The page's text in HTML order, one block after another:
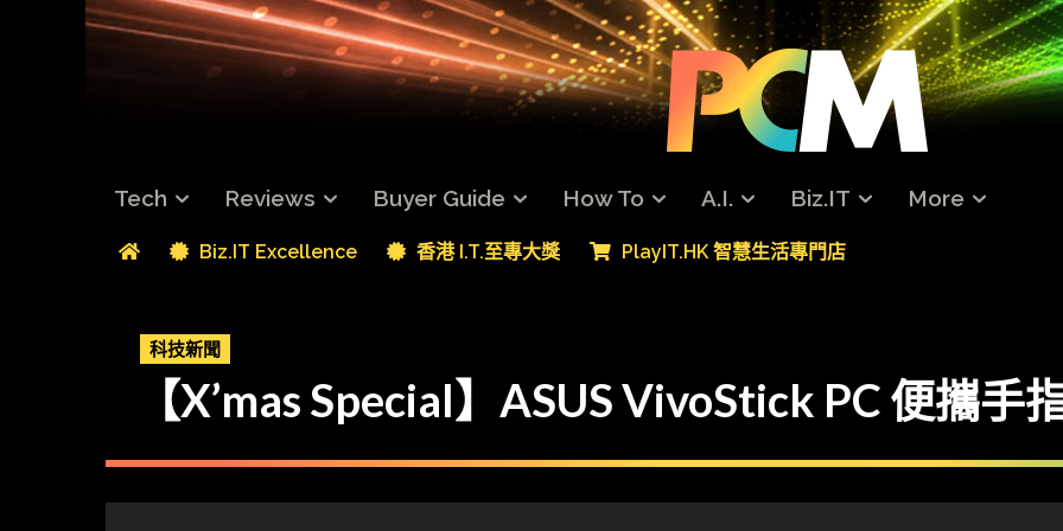
Tech Reviews Buyer Guide How To A.I. Biz.IT More
Biz.IT Excellence 香港 I.T.至專大獎 PlayIT.HK 智慧生活專門店
科技新聞
【X’mas Special】ASUS VivoStick PC 便攜手